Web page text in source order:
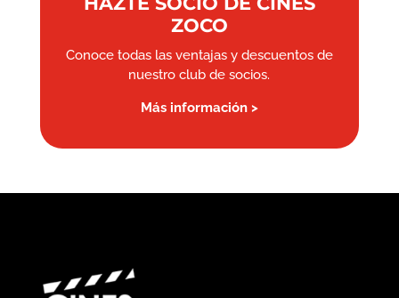
ZOCO
Conoce todas las ventajas y descuentos de
nuestro club de socios.
Más información >